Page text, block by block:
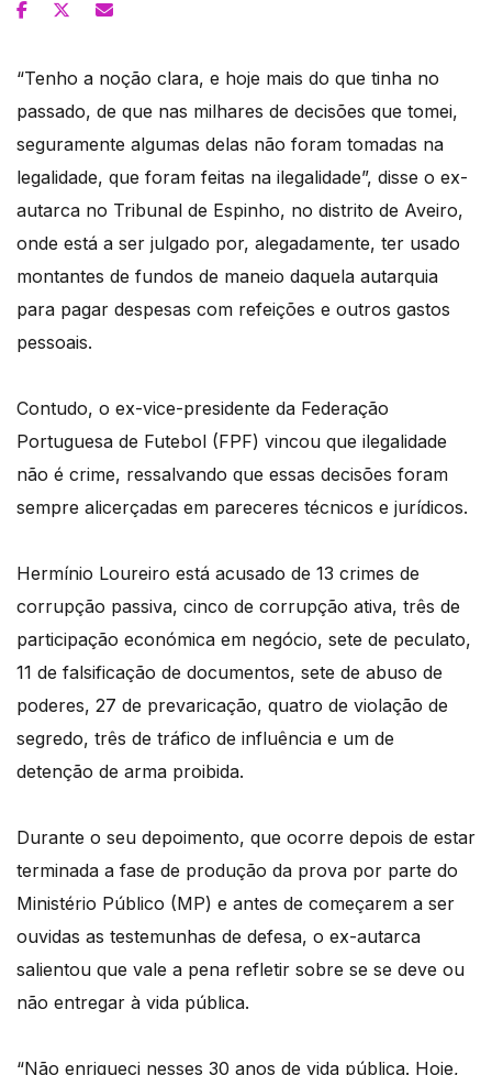
“Tenho a noção clara, e hoje mais do que tinha no
passado, de que nas milhares de decisões que tomei,
seguramente algumas delas não foram tomadas na
legalidade, que foram feitas na ilegalidade”, disse o ex-
autarca no Tribunal de Espinho, no distrito de Aveiro,
onde está a ser julgado por, alegadamente, ter usado
montantes de fundos de maneio daquela autarquia
para pagar despesas com refeições e outros gastos
pessoais.
Contudo, o ex-vice-presidente da Federação
Portuguesa de Futebol (FPF) vincou que ilegalidade
não é crime, ressalvando que essas decisões foram
sempre alicerçadas em pareceres técnicos e jurídicos.
Hermínio Loureiro está acusado de 13 crimes de
corrupção passiva, cinco de corrupção ativa, três de
participação económica em negócio, sete de peculato,
11 de falsificação de documentos, sete de abuso de
poderes, 27 de prevaricação, quatro de violação de
segredo, três de tráfico de influência e um de
detenção de arma proibida.
Durante o seu depoimento, que ocorre depois de estar
terminada a fase de produção da prova por parte do
Ministério Público (MP) e antes de começarem a ser
ouvidas as testemunhas de defesa, o ex-autarca
salientou que vale a pena refletir sobre se se deve ou
não entregar à vida pública.
“Não enriqueci nesses 30 anos de vida pública. Hoje,